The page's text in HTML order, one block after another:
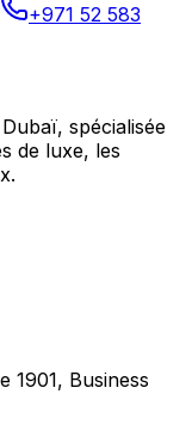
+971 52 583
spécialisée
de luxe, les
1901, Business